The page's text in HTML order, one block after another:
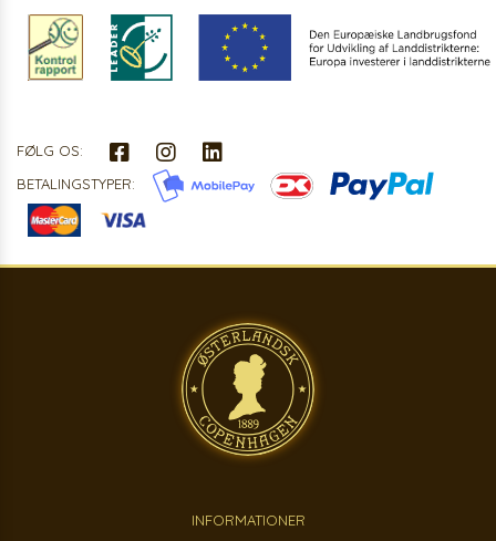
FØLG OS:
BETALINGSTYPER:
INFORMATIONER